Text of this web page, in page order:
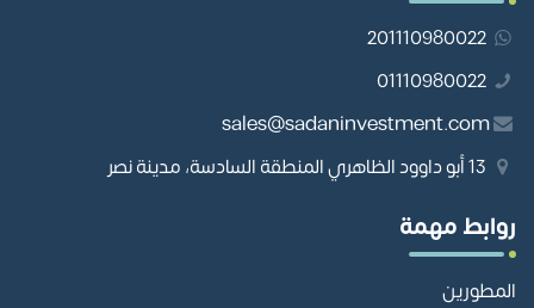
201110980022
01110980022
sales@sadaninvestment.com
روابط مهمة
المطورين